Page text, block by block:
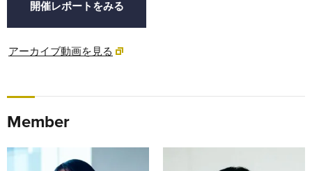
開催レポートをみる
アーカイブ動画を見る
Member